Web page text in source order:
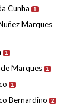
Cunha 1
Marques
1
Marques 1
1
Bernardino 2